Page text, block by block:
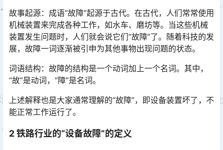
故事起源：成语“故障”起源于古代。在古代，人们常常使用
机械装置来完成各种工作，如水车、磨坊等。当这些机械
装置发生问题时，人们就会说它们“故障”了。随着科技的发
展，故障一词逐渐被引申为其他事物出现问题的状态。󠅅󠅃󠄵󠅂󠄪󠇖󠆨󠆨󠇕󠆞󠆒󠅬󠇘󠆭󠆘󠇙󠆝󠅵󠇗󠆭󠆁󠄐󠇗󠅹󠅸󠇖󠆍󠅳󠇖󠅹󠅰󠇖󠆌󠅹
词语结构：故障的结构是一个动词加上一个名词。其中，
“故”是动词，“障”是名词。
上述解释也是大家通常理解的“故障”，即设备装置坏了，不
能正常工作运行了。
2 铁路行业的“设备故障”的定义